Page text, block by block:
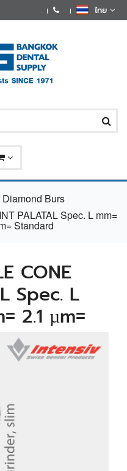
ไทย
Burs
PALATAL Spec. L mm=
Standard
CONE
Spec. L
2.1 µm=